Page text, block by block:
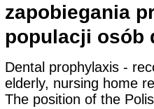
zapobiegania
populacji osób
Dental prophylaxis -
elderly, nursing home
The position of the